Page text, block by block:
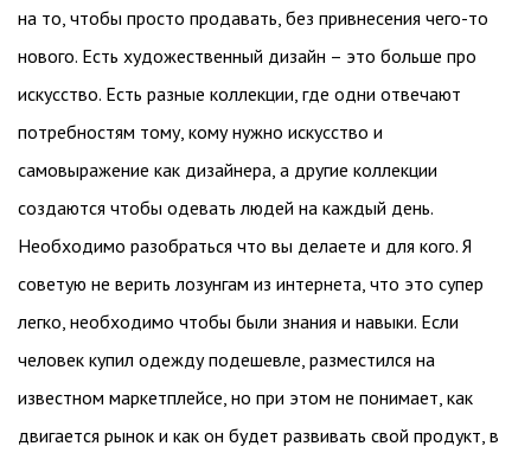
на то, чтобы просто продавать, без привнесения чего-то
нового. Есть художественный дизайн – это больше про
искусство. Есть разные коллекции, где одни отвечают
потребностям тому, кому нужно искусство и
самовыражение как дизайнера, а другие коллекции
создаются чтобы одевать людей на каждый день.
Необходимо разобраться что вы делаете и для кого. Я
советую не верить лозунгам из интернета, что это супер
легко, необходимо чтобы были знания и навыки. Если
человек купил одежду подешевле, разместился на
известном маркетплейсе, но при этом не понимает, как
двигается рынок и как он будет развивать свой продукт, в